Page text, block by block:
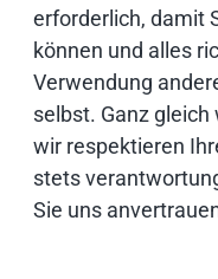
erforderlich, damit
können und alles
Verwendung
selbst. Ganz
wir respektieren
stets
Sie uns
Weiterführende